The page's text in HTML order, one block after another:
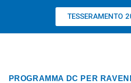
TESSERAMENTO
PROGRAMMA DC PER